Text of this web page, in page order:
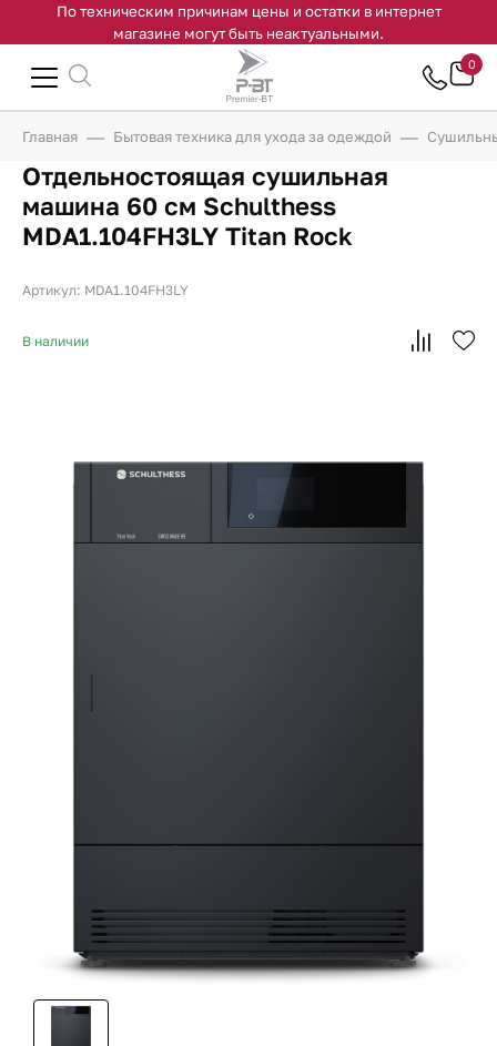
По техническим причинам цены и остатки в интернет
магазине могут быть неактуальными.
0
Главная Бытовая техника для ухода за одеждой
Отдельностоящая сушильная
машина 60 см Schulthess
MDA1.104FH3LY Titan Rock
Артикул: MDA1.104FH3LY
В наличии